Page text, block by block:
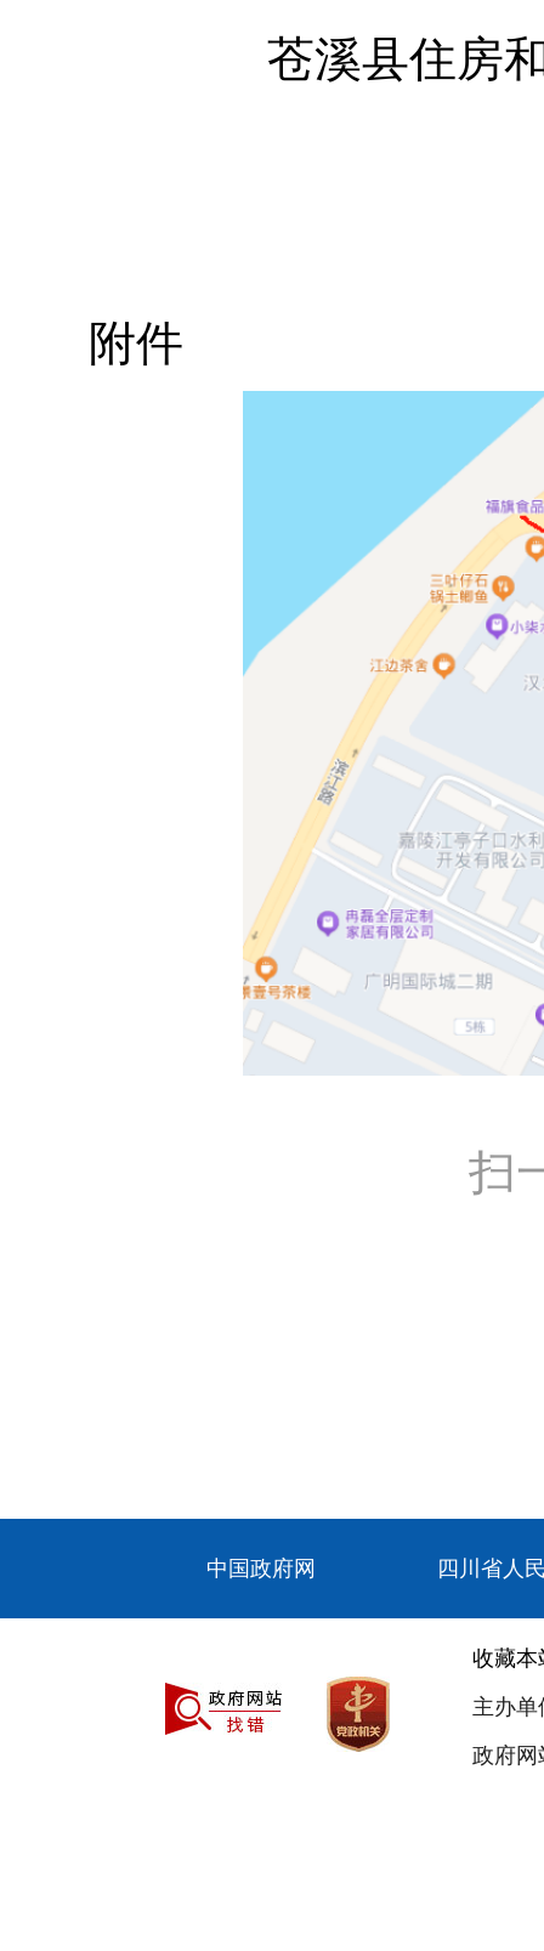
苍溪县住房
附件
扫
中国政府网 四川省人
收藏本
主办
政府网